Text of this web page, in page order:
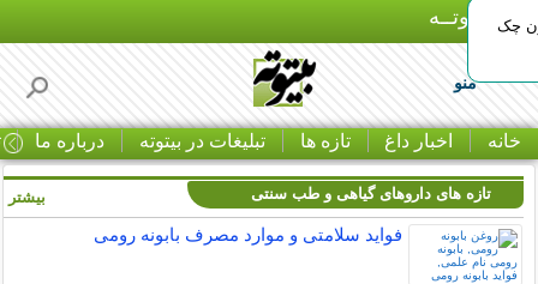
بـیتوتــه
منو
خانه اخبار داغ تازه ها تبلیغات در بیتوته درباره ما
چک
تازه های داروهای گیاهی و طب سنتی
فواید سلامتی و موارد مصرف بابونه رومی
بیشتر